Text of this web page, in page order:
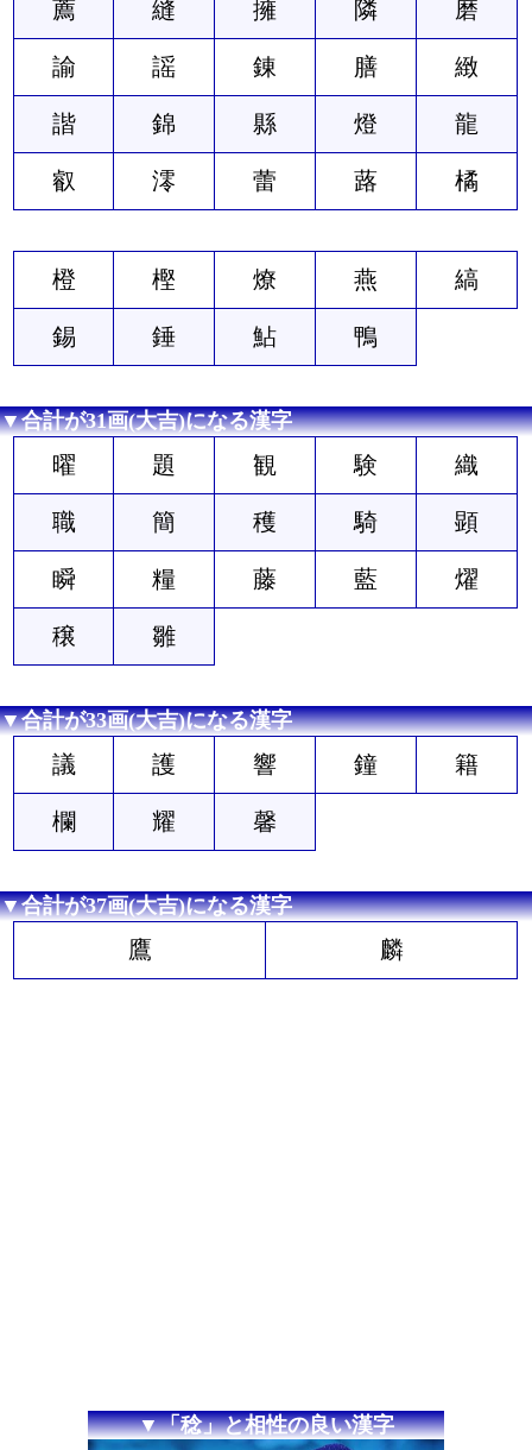
薦 縫 擁 隣 磨
諭 謡 錬 膳 緻
諧 錦 縣 燈 龍
叡 澪 蕾 蕗 橘
橙 樫 燎 燕 縞
錫 錘 鮎 鴨
▼合計が31画(大吉)になる漢字
曜 題 観 験 織
職 簡 穫 騎 顕
瞬 糧 藤 藍 燿
穣 雛
▼合計が33画(大吉)になる漢字
議 護 響 鐘 籍
欄 耀 馨
▼合計が37画(大吉)になる漢字
鷹 麟
▼「稔」と相性の良い漢字